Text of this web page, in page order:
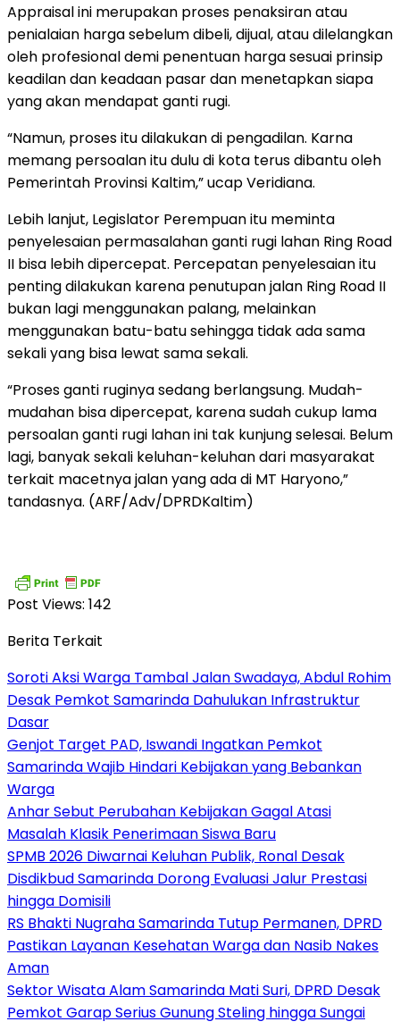
Appraisal ini merupakan proses penaksiran atau
penialaian harga sebelum dibeli, dijual, atau dilelangkan
oleh profesional demi penentuan harga sesuai prinsip
keadilan dan keadaan pasar dan menetapkan siapa
yang akan mendapat ganti rugi.
“Namun, proses itu dilakukan di pengadilan. Karna
memang persoalan itu dulu di kota terus dibantu oleh
Pemerintah Provinsi Kaltim,” ucap Veridiana.
Lebih lanjut, Legislator Perempuan itu meminta
penyelesaian permasalahan ganti rugi lahan Ring Road
II bisa lebih dipercepat. Percepatan penyelesaian itu
penting dilakukan karena penutupan jalan Ring Road II
bukan lagi menggunakan palang, melainkan
menggunakan batu-batu sehingga tidak ada sama
sekali yang bisa lewat sama sekali.
“Proses ganti ruginya sedang berlangsung. Mudah-
mudahan bisa dipercepat, karena sudah cukup lama
persoalan ganti rugi lahan ini tak kunjung selesai. Belum
lagi, banyak sekali keluhan-keluhan dari masyarakat
terkait macetnya jalan yang ada di MT Haryono,”
tandasnya. (ARF/Adv/DPRDKaltim)
Post Views: 142
Berita Terkait
Soroti Aksi Warga Tambal Jalan Swadaya, Abdul Rohim
Desak Pemkot Samarinda Dahulukan Infrastruktur
Dasar
Genjot Target PAD, Iswandi Ingatkan Pemkot
Samarinda Wajib Hindari Kebijakan yang Bebankan
Warga
Anhar Sebut Perubahan Kebijakan Gagal Atasi
Masalah Klasik Penerimaan Siswa Baru
SPMB 2026 Diwarnai Keluhan Publik, Ronal Desak
Disdikbud Samarinda Dorong Evaluasi Jalur Prestasi
hingga Domisili
RS Bhakti Nugraha Samarinda Tutup Permanen, DPRD
Pastikan Layanan Kesehatan Warga dan Nasib Nakes
Aman
Sektor Wisata Alam Samarinda Mati Suri, DPRD Desak
Pemkot Garap Serius Gunung Steling hingga Sungai